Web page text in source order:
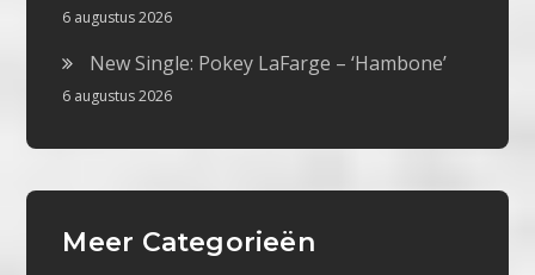
6 augustus 2026
New Single: Pokey LaFarge – ‘Hambone’
6 augustus 2026
Meer Categorieën